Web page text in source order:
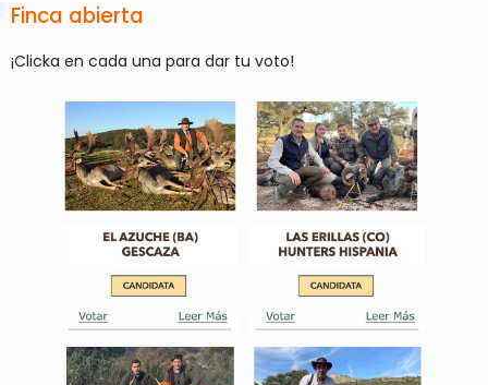
Finca abierta
¡Clicka en cada una para dar tu voto!